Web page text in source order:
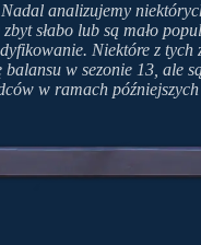
analizujemy
słabo lub są mało
Niektóre z tych
w sezonie 13, ale
w ramach